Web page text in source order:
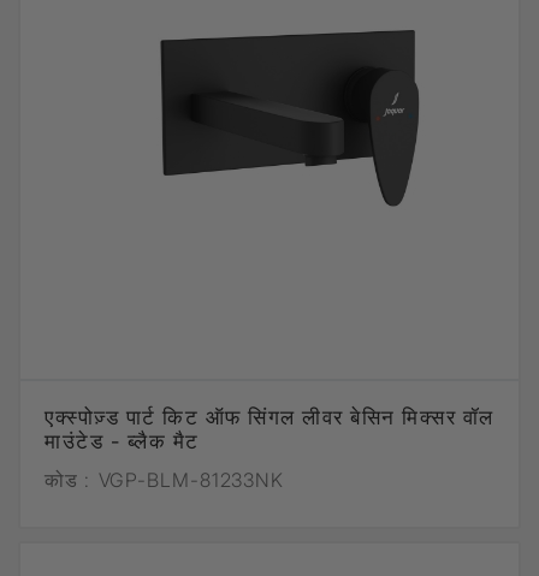
एक्स्पोज़्ड पार्ट किट ऑफ सिंगल लीवर बेसिन मिक्सर वॉल
माउंटेड - ब्लैक मैट
कोड : VGP-BLM-81233NK